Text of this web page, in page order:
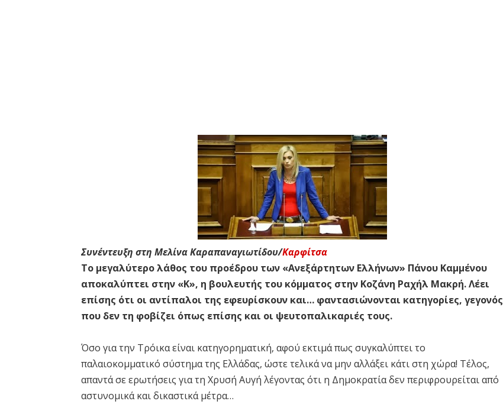
Συνέντευξη στη Μελίνα Καραπαναγιωτίδου/Καρφίτσα
Το μεγαλύτερο λάθος του προέδρου των «Ανεξάρτητων Ελλήνων» Πάνου Καμμένου
αποκαλύπτει στην «Κ», η βουλευτής του κόμματος στην Κοζάνη Ραχήλ Μακρή. Λέει
επίσης ότι οι αντίπαλοι της εφευρίσκουν και… φαντασιώνονται κατηγορίες, γεγονός
που δεν τη φοβίζει όπως επίσης και οι ψευτοπαλικαριές τους.
Όσο για την Τρόικα είναι κατηγορηματική, αφού εκτιμά πως συγκαλύπτει το
παλαιοκομματικό σύστημα της Ελλάδας, ώστε τελικά να μην αλλάξει κάτι στη χώρα! Τέλος,
απαντά σε ερωτήσεις για τη Χρυσή Αυγή λέγοντας ότι η Δημοκρατία δεν περιφρουρείται από
αστυνομικά και δικαστικά μέτρα…